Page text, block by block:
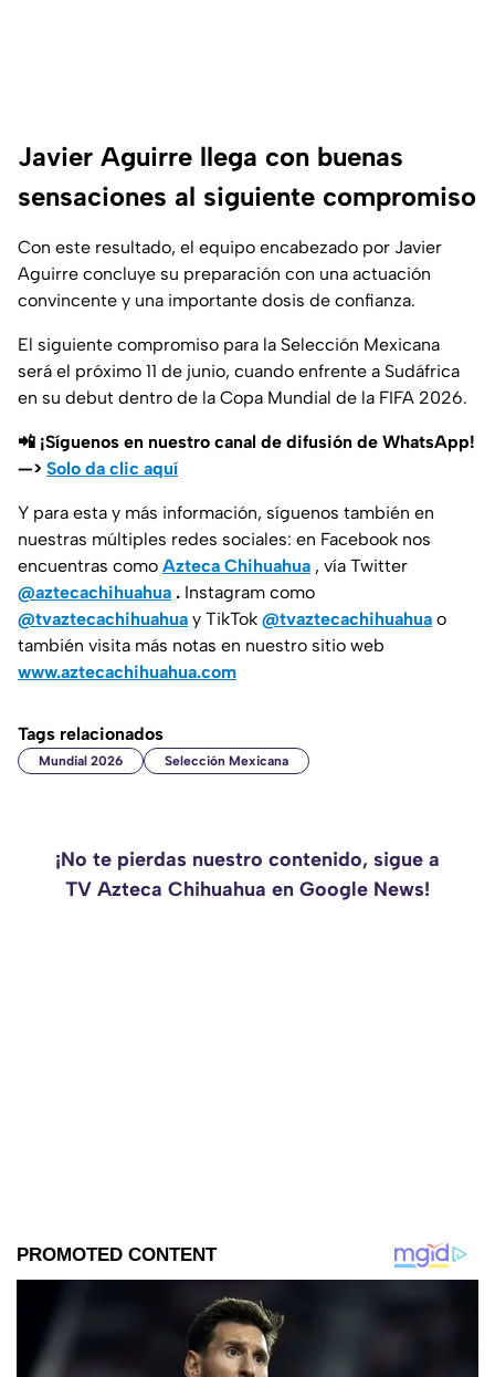
Javier Aguirre llega con buenas
sensaciones al siguiente compromiso
Con este resultado, el equipo encabezado por Javier
Aguirre concluye su preparación con una actuación
convincente y una importante dosis de confianza.
El siguiente compromiso para la Selección Mexicana
será el próximo 11 de junio, cuando enfrente a Sudáfrica
en su debut dentro de la Copa Mundial de la FIFA 2026.
📲 ¡Síguenos en nuestro canal de difusión de WhatsApp!
—> Solo da clic aquí
Y para esta y más información, síguenos también en
nuestras múltiples redes sociales: en Facebook nos
encuentras como Azteca Chihuahua , vía Twitter
@aztecachihuahua . Instagram como
@tvaztecachihuahua y TikTok @tvaztecachihuahua o
también visita más notas en nuestro sitio web
www.aztecachihuahua.com
Tags relacionados
Mundial 2026 Selección Mexicana
¡No te pierdas nuestro contenido, sigue a
TV Azteca Chihuahua en Google News!